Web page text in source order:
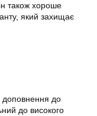
також хороше
який захищає
до
до високого